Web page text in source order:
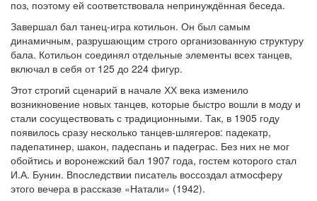
поз, поэтому ей соответствовала непринуждённая беседа.
Завершал бал танец-игра котильон. Он был самым
динамичным, разрушающим строго организованную структуру
бала. Котильон соединял отдельные элементы всех танцев,
включал в себя от 125 до 224 фигур.
Этот строгий сценарий в начале ХХ века изменило
возникновение новых танцев, которые быстро вошли в моду и
стали сосуществовать с традиционными. Так, в 1905 году
появилось сразу несколько танцев-шлягеров: падекатр,
падепатинер, шакон, падеспань и падеграс. Без них не мог
обойтись и воронежский бал 1907 года, гостем которого стал
И.А. Бунин. Впоследствии писатель воссоздал атмосферу
этого вечера в рассказе «Натали» (1942).